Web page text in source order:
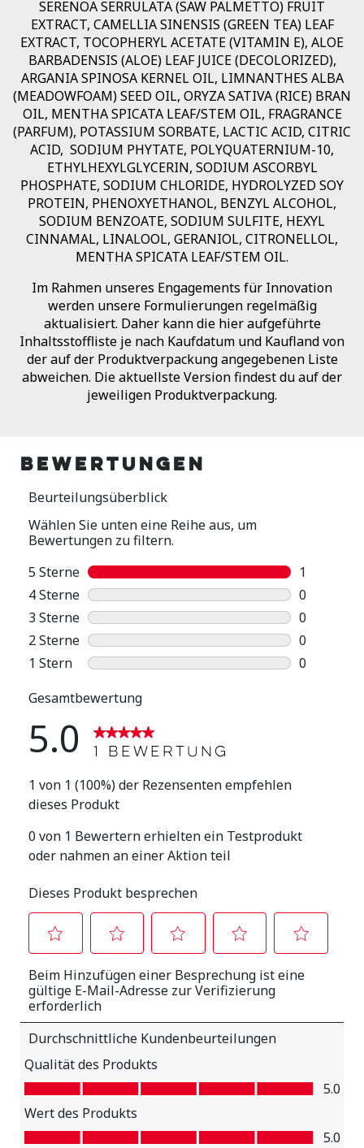
SERENOA SERRULATA (SAW PALMETTO) FRUIT
EXTRACT, CAMELLIA SINENSIS (GREEN TEA) LEAF
EXTRACT, TOCOPHERYL ACETATE (VITAMIN E), ALOE
BARBADENSIS (ALOE) LEAF JUICE (DECOLORIZED),
ARGANIA SPINOSA KERNEL OIL, LIMNANTHES ALBA
(MEADOWFOAM) SEED OIL, ORYZA SATIVA (RICE) BRAN
OIL, MENTHA SPICATA LEAF/STEM OIL, FRAGRANCE
(PARFUM), POTASSIUM SORBATE, LACTIC ACID, CITRIC
ACID, SODIUM PHYTATE, POLYQUATERNIUM-10,
ETHYLHEXYLGLYCERIN, SODIUM ASCORBYL
PHOSPHATE, SODIUM CHLORIDE, HYDROLYZED SOY
PROTEIN, PHENOXYETHANOL, BENZYL ALCOHOL,
SODIUM BENZOATE, SODIUM SULFITE, HEXYL
CINNAMAL, LINALOOL, GERANIOL, CITRONELLOL,
MENTHA SPICATA LEAF/STEM OIL.
Im Rahmen unseres Engagements für Innovation
werden unsere Formulierungen regelmäßig
aktualisiert. Daher kann die hier aufgeführte
Inhaltsstoffliste je nach Kaufdatum und Kaufland von
der auf der Produktverpackung angegebenen Liste
abweichen. Die aktuellste Version findest du auf der
jeweiligen Produktverpackung.